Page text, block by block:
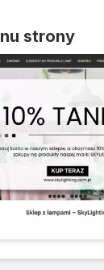
strony